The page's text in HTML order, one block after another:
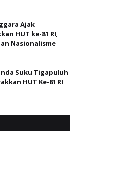
Ajak
HUT ke-81 RI,
Nasionalisme
Suku Tigapuluh
HUT Ke-81 RI